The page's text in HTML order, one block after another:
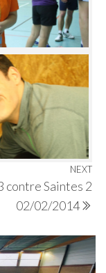
NEXT
contre Saintes 2
02/02/2014